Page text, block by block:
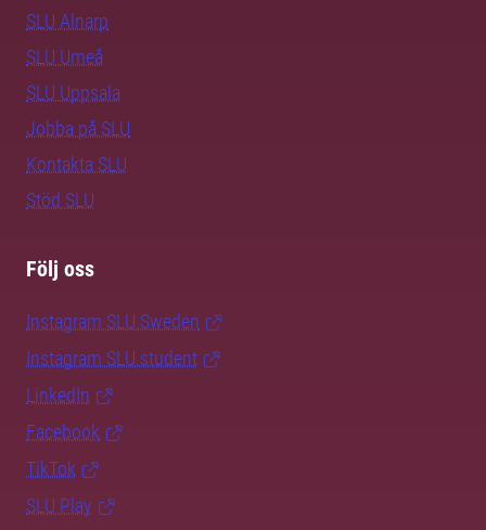
SLU Alnarp
SLU Umeå
SLU Uppsala
Jobba på SLU
Kontakta SLU
Stöd SLU
Följ oss
Instagram SLU.Sweden
Instagram SLU.student
LinkedIn
Facebook
TikTok
SLU Play